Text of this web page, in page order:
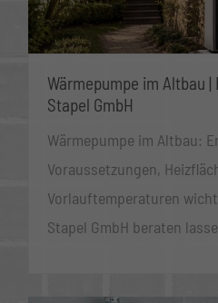
Wärmepumpe im Altbau
Stapel GmbH
Wärmepumpe im Altbau:
Voraussetzungen,
Vorlauftemperaturen
Stapel GmbH beraten